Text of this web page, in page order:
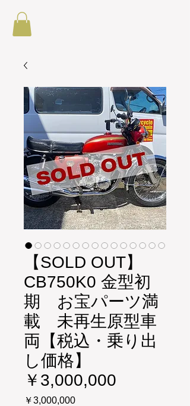
【SOLD OUT】
CB750K0 金型初
期 お宝パーツ満
載 未再生原型車
両【税込・乗り出
し価格】
￥3,000,000
￥3,000,000価